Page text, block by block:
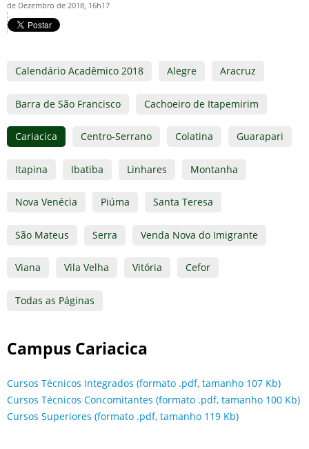
de Dezembro de 2018, 16h17
Calendário Acadêmico 2018 Alegre Aracruz
Barra de São Francisco Cachoeiro de Itapemirim
Cariacica Centro-Serrano Colatina Guarapari
Itapina Ibatiba Linhares Montanha
Nova Venécia Piúma Santa Teresa
São Mateus Serra Venda Nova do Imigrante
Viana Vila Velha Vitória Cefor
Todas as Páginas
Campus Cariacica
Cursos Técnicos Integrados (formato .pdf, tamanho 107 Kb)
Cursos Técnicos Concomitantes (formato .pdf, tamanho 100 Kb)
Cursos Superiores (formato .pdf, tamanho 119 Kb)